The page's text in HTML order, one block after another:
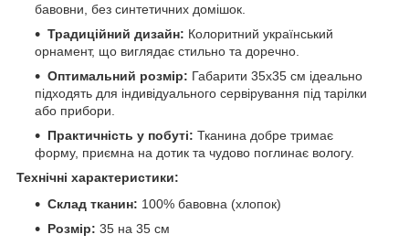
бавовни, без синтетичних домішок.
Традиційний дизайн: Колоритний український
орнамент, що виглядає стильно та доречно.
Оптимальний розмір: Габарити 35х35 см ідеально
підходять для індивідуального сервірування під тарілки
або прибори.
Практичність у побуті: Тканина добре тримає
форму, приємна на дотик та чудово поглинає вологу.
Технічні характеристики:
Склад тканин: 100% бавовна (хлопок)
Розмір: 35 на 35 см